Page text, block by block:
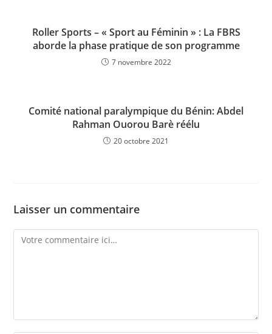
Roller Sports – « Sport au Féminin » : La FBRS
aborde la phase pratique de son programme
7 novembre 2022
Comité national paralympique du Bénin: Abdel
Rahman Ouorou Barè réélu
20 octobre 2021
Laisser un commentaire